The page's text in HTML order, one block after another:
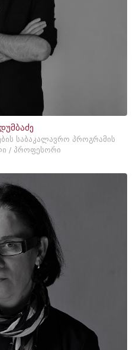
საბაკალავრო პროგრამის
/ პროფესორი